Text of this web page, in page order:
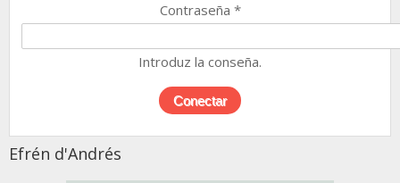
Contraseña *
Introduz la conseña.
Efrén d'Andrés